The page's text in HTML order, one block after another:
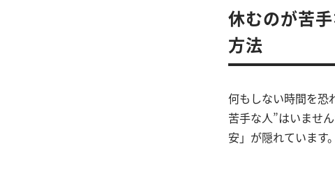
休むのが苦手
方法
何もしない時間を恐
苦手な人”はいませ
安」が隠れています。